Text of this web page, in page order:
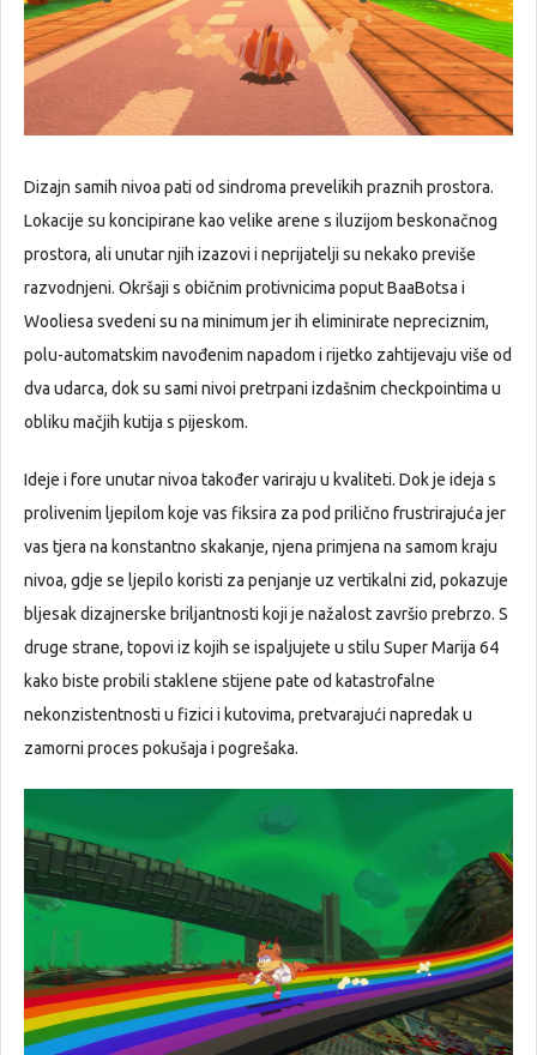
Dizajn samih nivoa pati od sindroma prevelikih praznih prostora.
Lokacije su koncipirane kao velike arene s iluzijom beskonačnog
prostora, ali unutar njih izazovi i neprijatelji su nekako previše
razvodnjeni. Okršaji s običnim protivnicima poput BaaBotsa i
Wooliesa svedeni su na minimum jer ih eliminirate nepreciznim,
polu-automatskim navođenim napadom i rijetko zahtijevaju više od
dva udarca, dok su sami nivoi pretrpani izdašnim checkpointima u
obliku mačjih kutija s pijeskom.
Ideje i fore unutar nivoa također variraju u kvaliteti. Dok je ideja s
prolivenim ljepilom koje vas fiksira za pod prilično frustrirajuća jer
vas tjera na konstantno skakanje, njena primjena na samom kraju
nivoa, gdje se ljepilo koristi za penjanje uz vertikalni zid, pokazuje
bljesak dizajnerske briljantnosti koji je nažalost završio prebrzo. S
druge strane, topovi iz kojih se ispaljujete u stilu Super Marija 64
kako biste probili staklene stijene pate od katastrofalne
nekonzistentnosti u fizici i kutovima, pretvarajući napredak u
zamorni proces pokušaja i pogrešaka.